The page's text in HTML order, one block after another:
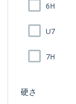
6H
U7
7H
硬さ